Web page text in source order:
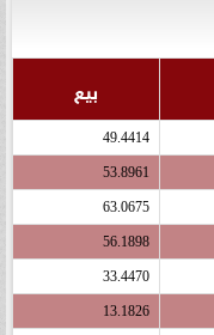
بيع
49.4414
53.8961
63.0675
56.1898
33.4470
13.1826